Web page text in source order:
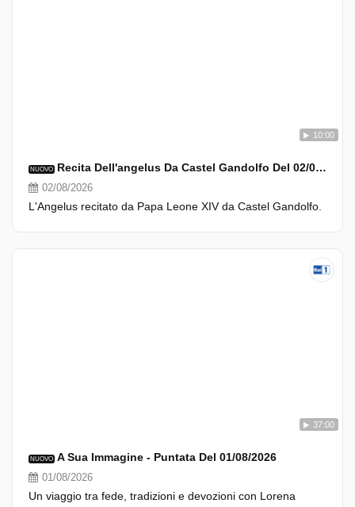
10:00
NUOVO Recita Dell'angelus Da Castel Gandolfo Del 02/08/2026
02/08/2026
L'Angelus recitato da Papa Leone XIV da Castel Gandolfo.
37:00
NUOVO A Sua Immagine - Puntata Del 01/08/2026
01/08/2026
Un viaggio tra fede, tradizioni e devozioni con Lorena